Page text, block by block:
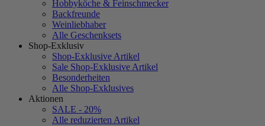
Hobbyköche & Feinschmecker
Backfreunde
Weinliebhaber
Alle Geschenksets
Shop-Exklusiv
Shop-Exklusive Artikel
Sale Shop-Exklusive Artikel
Besonderheiten
Alle Shop-Exklusives
Aktionen
SALE - 20%
Alle reduzierten Artikel